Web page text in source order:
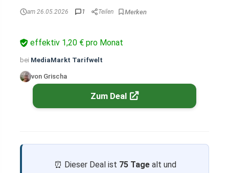
am 26.05.2026 1 Teilen
effektiv 1,20 € pro Monat
bei MediaMarkt Tarifwelt
von Grischa
Zum Deal
⏰ Dieser Deal ist 75 Tage alt und